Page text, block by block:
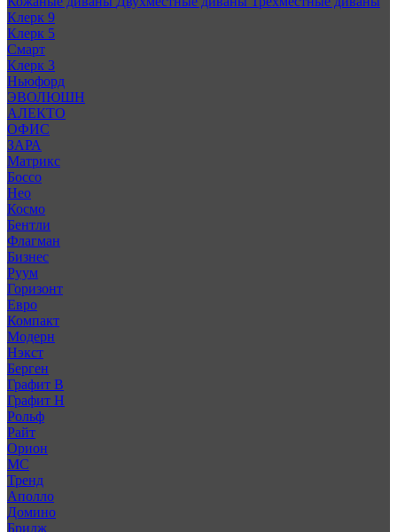
Клерк 9
Клерк 5
Смарт
Клерк 3
Ньюфорд
ЭВОЛЮШН
АЛЕКТО
ОФИС
ЗАРА
Матрикс
Боссо
Нео
Космо
Бентли
Флагман
Бизнес
Руум
Горизонт
Евро
Компакт
Модерн
Нэкст
Берген
Графит В
Графит Н
Рольф
Райт
Орион
МС
Тренд
Аполло
Домино
Бридж